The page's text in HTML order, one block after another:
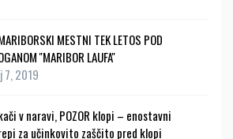
MESTNI TEK LETOS POD
''MARIBOR LAUFA''
7, 2019
v naravi, POZOR klopi – enostavni
za učinkovito zaščito pred klopi